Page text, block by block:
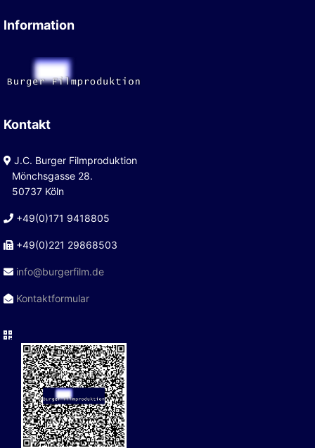
Information
Kontakt
J.C. Burger Filmproduktion
Mönchsgasse 28.
50737 Köln
+49(0)171 9418805
+49(0)221 29868503
info@burgerfilm.de
Kontaktformular